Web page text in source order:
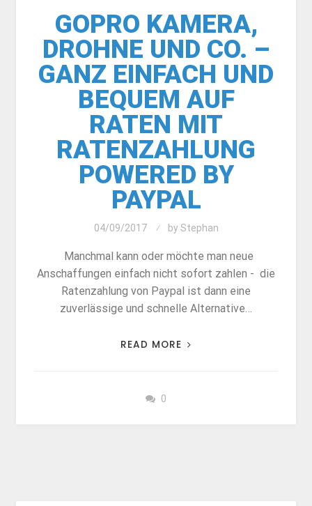
GOPRO KAMERA,
DROHNE UND CO. –
GANZ EINFACH UND
BEQUEM AUF
RATEN MIT
RATENZAHLUNG
POWERED BY
PAYPAL
04/09/2017 by Stephan
Manchmal kann oder möchte man neue
Anschaffungen einfach nicht sofort zahlen - die
Ratenzahlung von Paypal ist dann eine
zuverlässige und schnelle Alternative…
READ MORE
0